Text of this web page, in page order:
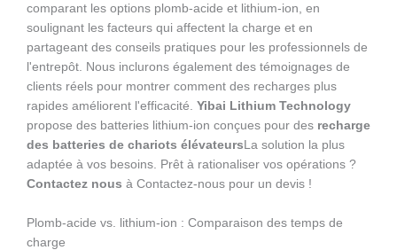
comparant les options plomb-acide et lithium-ion, en
soulignant les facteurs qui affectent la charge et en
partageant des conseils pratiques pour les professionnels de
l'entrepôt. Nous inclurons également des témoignages de
clients réels pour montrer comment des recharges plus
rapides améliorent l'efficacité. Yibai Lithium Technology
propose des batteries lithium-ion conçues pour des recharge
des batteries de chariots élévateurs La solution la plus
adaptée à vos besoins. Prêt à rationaliser vos opérations ?
Contactez nous à Contactez-nous pour un devis !
Plomb-acide vs. lithium-ion : Comparaison des temps de
charge